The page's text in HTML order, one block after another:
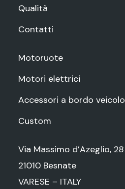
Qualità
Contatti
Motoruote
Motori elettrici
Accessori a bordo veicolo
Custom
Via Massimo d’Azeglio, 28
21010 Besnate
VARESE – ITALY